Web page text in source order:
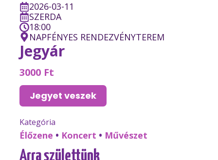
2026-03-11
SZERDA
18:00
NAPFÉNYES RENDEZVÉNYTEREM
Jegyár
3000 Ft
Jegyet veszek
Kategória
Élőzene • Koncert • Művészet
Arra születtünk